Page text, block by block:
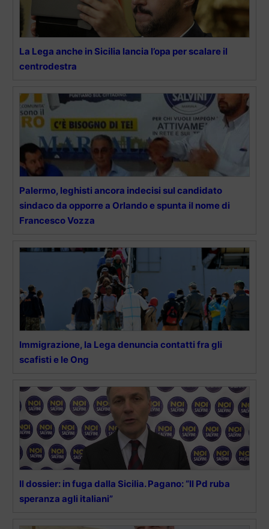
La Lega anche in Sicilia lancia l’opa per scalare il
centrodestra
Palermo, leghisti ancora indecisi sul candidato
sindaco da opporre a Orlando e spunta il nome di
Francesco Vozza
Immigrazione, la Lega denuncia contatti fra gli
scafisti e le Ong
Il dossier: in fuga dalla Sicilia. Pagano: “Il Pd ruba
speranza agli italiani”